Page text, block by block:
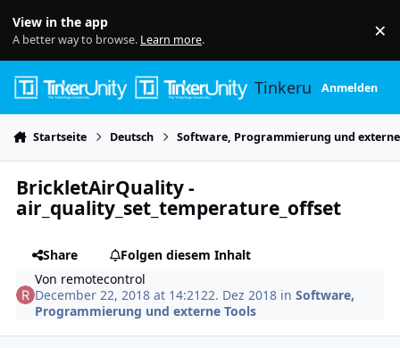
View in the app
A better way to browse. Learn more. ×
TinkerunityAnmelden
Startseite Deutsch Software, Programmierung und
BrickletAirQuality -
air_quality_set_temperature_offset
Share
Folgen diesem Inhalt
Von remotecontrol
December 22, 2018 at 14:21 22. Dez 2018 inSoftware,
Programmierung und externe Tools